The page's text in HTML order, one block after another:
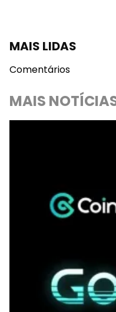
MAIS LIDAS
Comentários
MAIS